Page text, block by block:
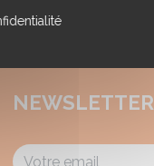
NEWSLETTER